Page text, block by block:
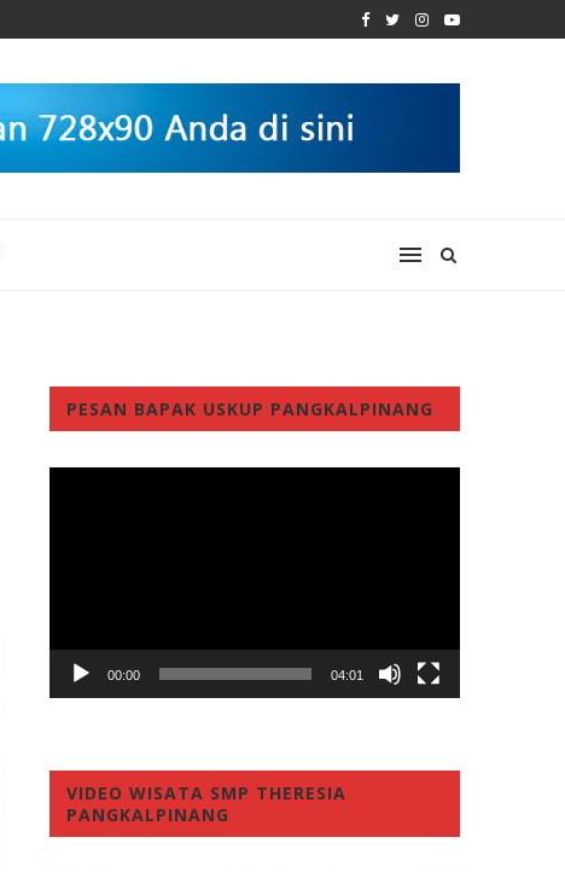
PESAN BAPAK USKUP PANGKALPINANG
00:00 04:01
VIDEO WISATA SMP THERESIA
PANGKALPINANG